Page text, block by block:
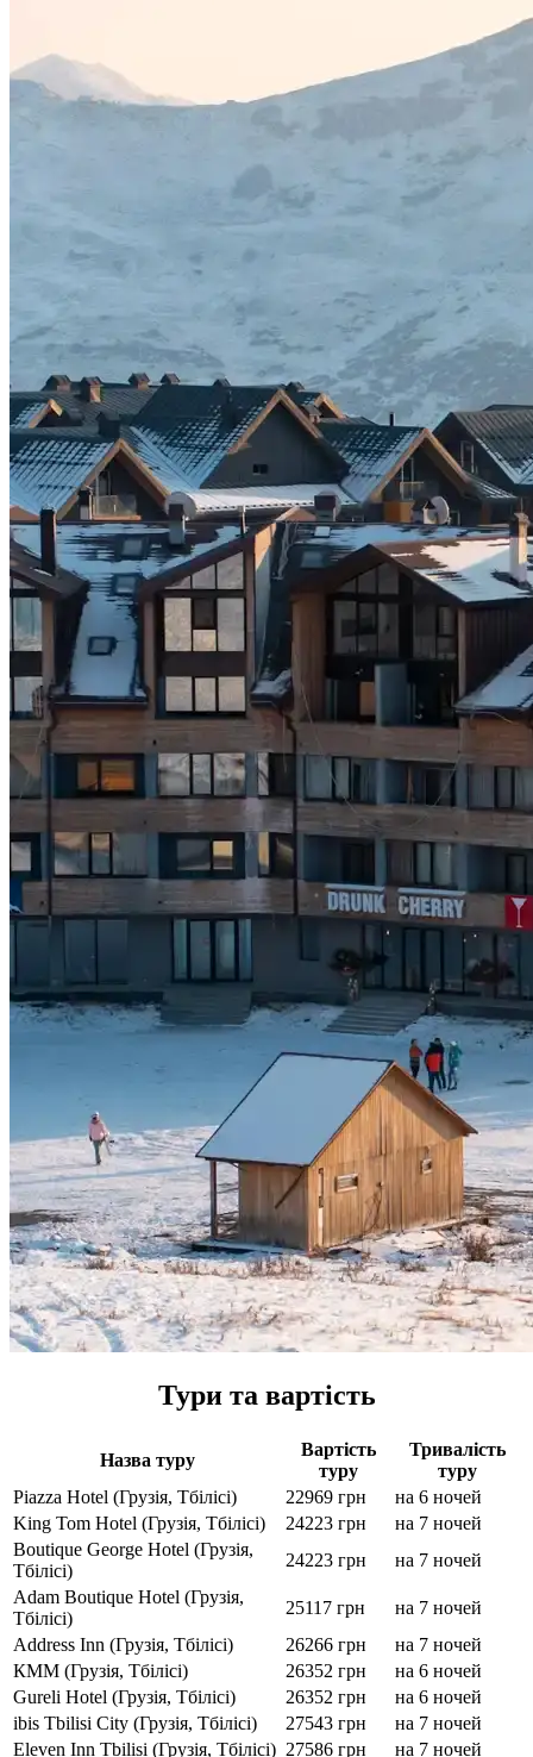
Тури та вартість
Назва туру
Вартість
туру
Тривалість
туру
Piazza Hotel (Грузія, Тбілісі)
22969 грн
на 6 ночей
King Tom Hotel (Грузія, Тбілісі)
24223 грн
на 7 ночей
Boutique George Hotel (Грузія,
Тбілісі)
24223 грн
на 7 ночей
Adam Boutique Hotel (Грузія,
Тбілісі)
25117 грн
на 7 ночей
Address Inn (Грузія, Тбілісі)
26266 грн
на 7 ночей
КММ (Грузія, Тбілісі)
26352 грн
на 6 ночей
Gureli Hotel (Грузія, Тбілісі)
26352 грн
на 6 ночей
ibis Tbilisi City (Грузія, Тбілісі)
27543 грн
на 7 ночей
Eleven Inn Tbilisi (Грузія, Тбілісі) 27586 грн
на 7 ночей